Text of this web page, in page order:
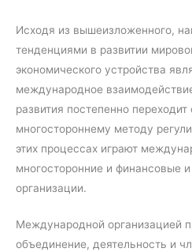
Исходя из вышеизложенного,
тенденциями в развитии
экономического устройства
международное
развития постепенно
многостороннему методу
этих процессах играют
многосторонние и финансовые
организации.
Международной организацией
объединение, деятельность и